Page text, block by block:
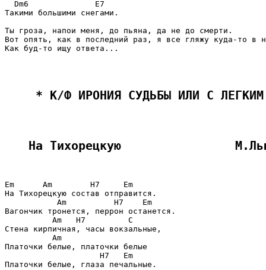
  Dm6              E7
Такими большими снегами.
Ты гроза, напои меня, до пьяна, да не до смерти.
Вот опять, как в последний раз, я все гляжу куда-то в
Как буд-то ищу ответа...
* К/Ф ИРОНИЯ СУДЬБЫ ИЛИ С
На Тихорецкую
Em      Am        H7     Em
На Тихорецкую состав отправится.
           Am          H7    Em
Вагончик тронется, перрон останется.
          Am   H7         C
Стена кирпичная, часы вокзальные,
          Am
Платочки белые, платочки белые
                    H7   Em
Платочки белые, глаза печальные.